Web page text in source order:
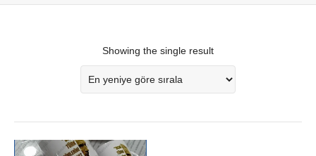
Showing the single result